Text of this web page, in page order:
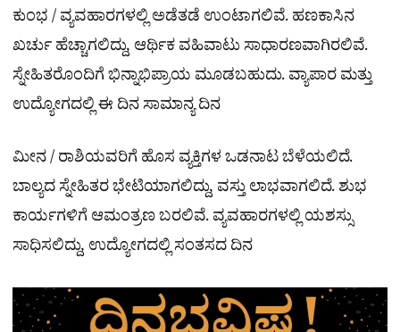
ಕುಂಭ / ವ್ಯವಹಾರಗಳಲ್ಲಿ ಅಡೆತಡೆ ಉಂಟಾಗಲಿವೆ. ಹಣಕಾಸಿನ
ಖರ್ಚು ಹೆಚ್ಚಾಗಲಿದ್ದು, ಆರ್ಥಿಕ ವಹಿವಾಟು ಸಾಧಾರಣವಾಗಿರಲಿವೆ.
ಸ್ನೇಹಿತರೊಂದಿಗೆ ಭಿನ್ನಾಭಿಪ್ರಾಯ ಮೂಡಬಹುದು. ವ್ಯಾಪಾರ ಮತ್ತು
ಉದ್ಯೋಗದಲ್ಲಿ ಈ ದಿನ ಸಾಮಾನ್ಯ ದಿನ
ಮೀನ / ರಾಶಿಯವರಿಗೆ ಹೊಸ ವ್ಯಕ್ತಿಗಳ ಒಡನಾಟ ಬೆಳೆಯಲಿದೆ.
ಬಾಲ್ಯದ ಸ್ನೇಹಿತರ ಭೇಟಿಯಾಗಲಿದ್ದು, ವಸ್ತು ಲಾಭವಾಗಲಿದೆ. ಶುಭ
ಕಾರ್ಯಗಳಿಗೆ ಆಮಂತ್ರಣ ಬರಲಿವೆ. ವ್ಯವಹಾರಗಳಲ್ಲಿ ಯಶಸ್ಸು
ಸಾಧಿಸಲಿದ್ದು, ಉದ್ಯೋಗದಲ್ಲಿ ಸಂತಸದ ದಿನ